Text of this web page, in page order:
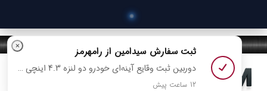
خری
× ثبت سفارش سیدامین از رامهرمز
دوربین ثبت وقایع آینه‌ای خودرو دو‌ لنزه 4.3 اینچی با دید در شب مدل 568 رو خرید کرد
12 ساعت پیش